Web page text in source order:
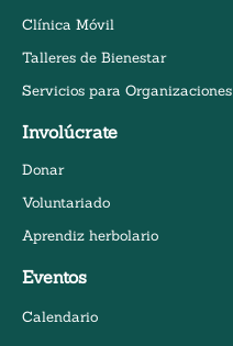
Clínica Móvil
Talleres de Bienestar
Servicios para Organizaciones
Involúcrate
Donar
Voluntariado
Aprendiz herbolario
Eventos
Calendario